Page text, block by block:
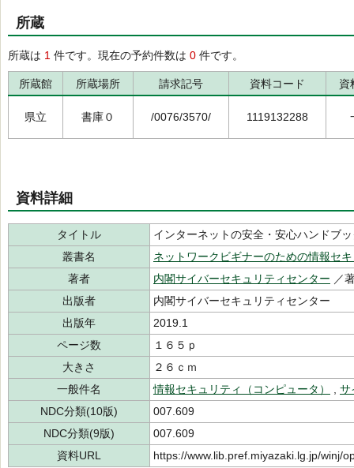
所蔵
所蔵は 1 件です。現在の予約件数は 0 件です。
所蔵館 所蔵場所 請求記号 資料コード 資
県立 書庫０ /0076/3570/ 1119132288
資料詳細
タイトル
インターネットの安全・安心ハンドブ
叢書名
ネットワークビギナーのための情報セ
著者
内閣サイバーセキュリティセンター ／
出版者
内閣サイバーセキュリティセンター
出版年
2019.1
ページ数
１６５ｐ
大きさ
２６ｃｍ
一般件名
情報セキュリティ（コンピュータ）
サ
NDC分類(10版)
007.609
NDC分類(9版)
007.609
資料URL
https://www.lib.pref.miyazaki.lg.jp/winj/